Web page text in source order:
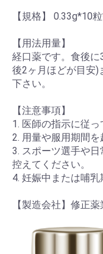
【規格】 0.33g*10
【用法用量】
経口薬です。食後
後2ヶ月ほどが目安)
下さい。
【注意事項】
1. 医師の指示に従っ
2. 用量や服用期間を
3. スポーツ選手や
控えてください。
4. 妊娠中または哺乳
【製造会社】修正